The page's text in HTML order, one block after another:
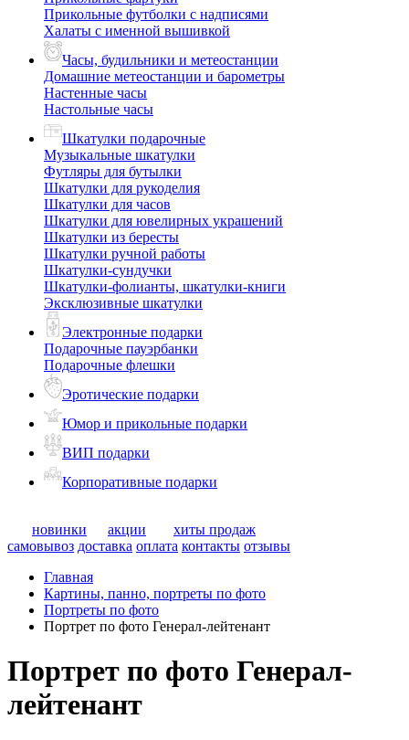
Прикольные футболки с надписями
Халаты с именной вышивкой
Часы, будильники и метеостанции
Домашние метеостанции и барометры
Настенные часы
Настольные часы
Шкатулки подарочные
Музыкальные шкатулки
Футляры для бутылки
Шкатулки для рукоделия
Шкатулки для часов
Шкатулки для ювелирных украшений
Шкатулки из бересты
Шкатулки ручной работы
Шкатулки-сундучки
Шкатулки-фолианты, шкатулки-книги
Эксклюзивные шкатулки
Электронные подарки
Подарочные пауэрбанки
Подарочные флешки
Эротические подарки
Юмор и прикольные подарки
ВИП подарки
Корпоративные подарки
новинки акции
хиты продаж
самовывоз доставка оплата контакты отзывы
Главная
Картины, панно, портреты по фото
Портреты по фото
Портрет по фото Генерал-лейтенант
Портрет по фото Генерал-
лейтенант